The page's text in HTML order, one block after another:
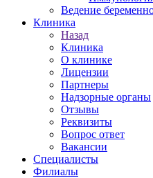
Ведение
Клиника
Назад
Клиника
О клинике
Лицензии
Партнеры
Надзорные органы
Отзывы
Реквизиты
Вопрос ответ
Вакансии
Специалисты
Филиалы